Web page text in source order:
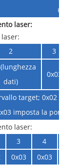
unità
laser:
2 3
dati)
0x03
target; 0x02
imposta la portata
laser:
3 4
0x03 0x03